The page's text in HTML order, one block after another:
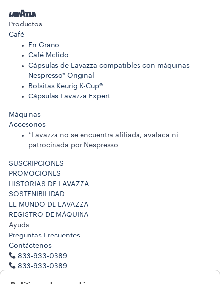
Productos
Café
En Grano
Café Molido
Cápsulas de Lavazza compatibles con máquinas
Nespresso* Original
Bolsitas Keurig K-Cup®
Cápsulas Lavazza Expert
Máquinas
Accesorios
*Lavazza no se encuentra afiliada, avalada ni
patrocinada por Nespresso
SUSCRIPCIONES
PROMOCIONES
HISTORIAS DE LAVAZZA
SOSTENIBILIDAD
EL MUNDO DE LAVAZZA
REGISTRO DE MÁQUINA
Ayuda
Preguntas Frecuentes
Contáctenos
833-933-0389
833-933-0389